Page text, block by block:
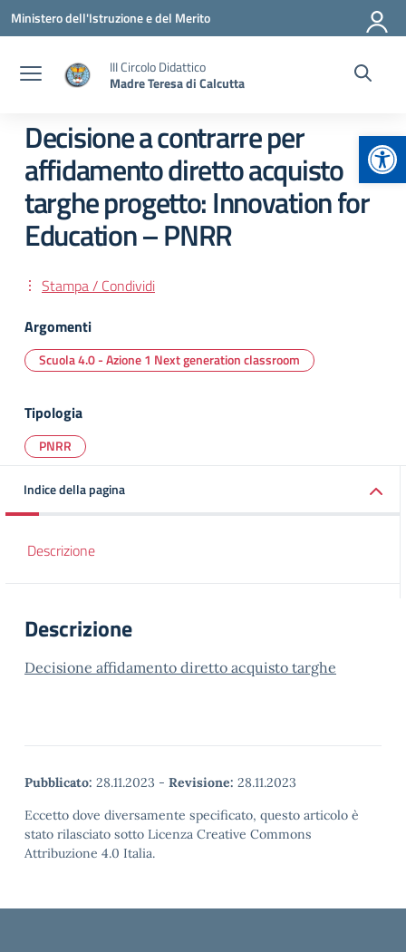
Vai ai contenuti
Vai al menu di navigazione
Vai al footer
Ministero dell'Istruzione e del Merito
III Circolo Didattico
Madre Teresa di Calcutta
Decisione a contrarre per
affidamento diretto acquisto
targhe progetto: Innovation for
Education – PNRR
Stampa / Condividi
Argomenti
Scuola 4.0 - Azione 1 Next generation classroom
Tipologia
PNRR
Indice della pagina
Descrizione
Descrizione
Decisione affidamento diretto acquisto targhe
Pubblicato: 28.11.2023 - Revisione: 28.11.2023
Eccetto dove diversamente specificato, questo articolo è
stato rilasciato sotto Licenza Creative Commons
Attribuzione 4.0 Italia.